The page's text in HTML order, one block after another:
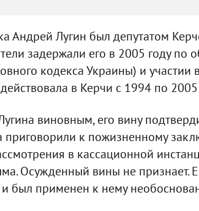
Андрей Лугин был депутатом
задержали его в 2005 году
кодекса Украины) и
в Керчи с 1994 по
виновным, его вину
приговорили к пожизненному
в кассационной
Осужденный вины не признает.
был применен к нему